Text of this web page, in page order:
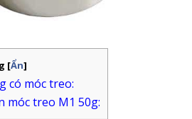
[Ẩn]
có móc treo:
móc treo M1 50g: